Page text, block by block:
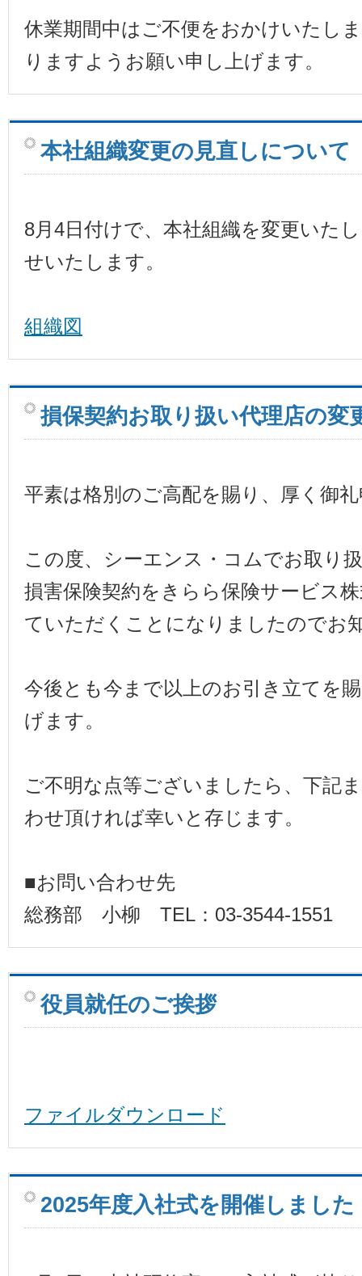
休業期間中はご不便をおかけいたし
りますようお願い申し上げます。
本社組織変更の見直しについて
8月4日付けで、本社組織を変更いた
せいたします。
組織図
損保契約お取り扱い代理店の変
平素は格別のご高配を賜り、厚く御
この度、シーエンス・コムでお取り
損害保険契約をきらら保険サービス
ていただくことになりましたのでお
今後とも今まで以上のお引き立てを
げます。
ご不明な点等ございましたら、下記
わせ頂ければ幸いと存じます。
■お問い合わせ先
総務部 小柳 TEL：03-3544-1551
役員就任のご挨拶
ファイルダウンロード
2025年度入社式を開催しました